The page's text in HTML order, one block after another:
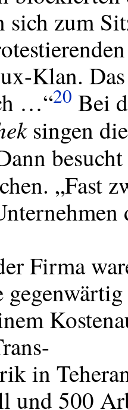
sich zum
Klan.
…“20 Bei
singen
„Fast
Firma
in
und 500